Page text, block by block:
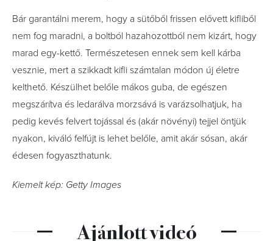
Bár garantálni merem, hogy a sütőből frissen elővett kifliből
nem fog maradni, a boltból hazahozottból nem kizárt, hogy
marad egy-kettő. Természetesen ennek sem kell kárba
vesznie, mert a szikkadt kifli számtalan módon új életre
kelthető. Készülhet belőle mákos guba, de egészen
megszárítva és ledarálva morzsává is varázsolhatjuk, ha
pedig kevés felvert tojással és (akár növényi) tejjel öntjük
nyakon, kiváló felfújt is lehet belőle, amit akár sósan, akár
édesen fogyaszthatunk.
Kiemelt kép: Getty Images
Ajánlott videó